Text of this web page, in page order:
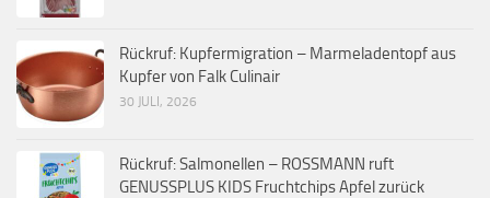
Rückruf: Kupfermigration – Marmeladentopf aus
Kupfer von Falk Culinair
30 JULI, 2026
Rückruf: Salmonellen – ROSSMANN ruft
GENUSSPLUS KIDS Fruchtchips Apfel zurück